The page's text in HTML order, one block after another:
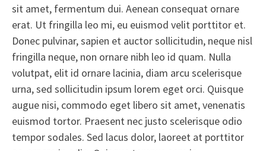
sit amet, fermentum dui. Aenean consequat ornare
erat. Ut fringilla leo mi, eu euismod velit porttitor et.
Donec pulvinar, sapien et auctor sollicitudin, neque nisl
fringilla neque, non ornare nibh leo id quam. Nulla
volutpat, elit id ornare lacinia, diam arcu scelerisque
urna, sed sollicitudin ipsum lorem eget orci. Quisque
augue nisi, commodo eget libero sit amet, venenatis
euismod tortor. Praesent nec justo scelerisque odio
tempor sodales. Sed lacus dolor, laoreet at porttitor